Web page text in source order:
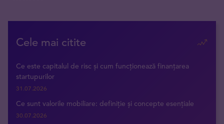
Cele mai citite
Ce este capitalul de risc și cum funcționează finanțarea
startupurilor
31.07.2026
Ce sunt valorile mobiliare: definiție și concepte esențiale
30.07.2026